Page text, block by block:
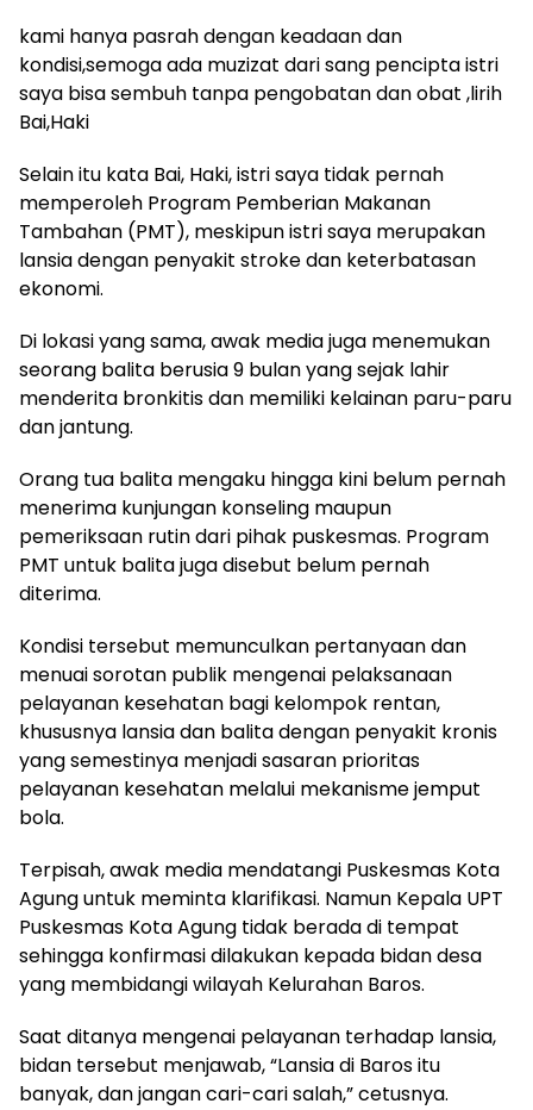
kami hanya pasrah dengan keadaan dan
kondisi,semoga ada muzizat dari sang pencipta istri
saya bisa sembuh tanpa pengobatan dan obat ,lirih
Bai,Haki
Selain itu kata Bai, Haki, istri saya tidak pernah
memperoleh Program Pemberian Makanan
Tambahan (PMT), meskipun istri saya merupakan
lansia dengan penyakit stroke dan keterbatasan
ekonomi.
Di lokasi yang sama, awak media juga menemukan
seorang balita berusia 9 bulan yang sejak lahir
menderita bronkitis dan memiliki kelainan paru-paru
dan jantung.
Orang tua balita mengaku hingga kini belum pernah
menerima kunjungan konseling maupun
pemeriksaan rutin dari pihak puskesmas. Program
PMT untuk balita juga disebut belum pernah
diterima.
Kondisi tersebut memunculkan pertanyaan dan
menuai sorotan publik mengenai pelaksanaan
pelayanan kesehatan bagi kelompok rentan,
khususnya lansia dan balita dengan penyakit kronis
yang semestinya menjadi sasaran prioritas
pelayanan kesehatan melalui mekanisme jemput
bola.
Terpisah, awak media mendatangi Puskesmas Kota
Agung untuk meminta klarifikasi. Namun Kepala UPT
Puskesmas Kota Agung tidak berada di tempat
sehingga konfirmasi dilakukan kepada bidan desa
yang membidangi wilayah Kelurahan Baros.
Saat ditanya mengenai pelayanan terhadap lansia,
bidan tersebut menjawab, “Lansia di Baros itu
banyak, dan jangan cari-cari salah,” cetusnya.